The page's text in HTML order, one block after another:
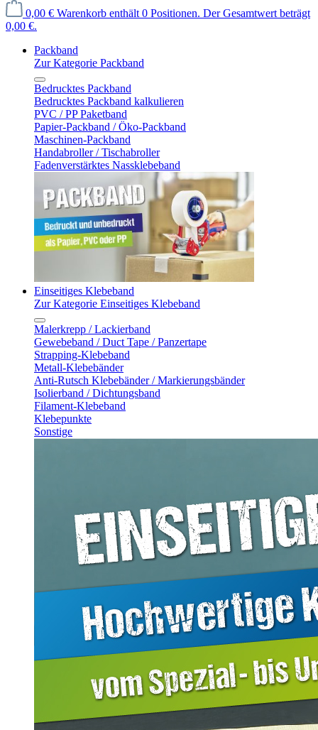
0,00 € Warenkorb enthält 0 Positionen. Der Gesamtwert beträgt
0,00 €.
Packband
Zur Kategorie Packband
Bedrucktes Packband
Bedrucktes Packband kalkulieren
PVC / PP Paketband
Papier-Packband / Öko-Packband
Maschinen-Packband
Handabroller / Tischabroller
Fadenverstärktes Nassklebeband
Einseitiges Klebeband
Zur Kategorie Einseitiges Klebeband
Malerkrepp / Lackierband
Gewebeband / Duct Tape / Panzertape
Strapping-Klebeband
Metall-Klebebänder
Anti-Rutsch Klebebänder / Markierungsbänder
Isolierband / Dichtungsband
Filament-Klebeband
Klebepunkte
Sonstige